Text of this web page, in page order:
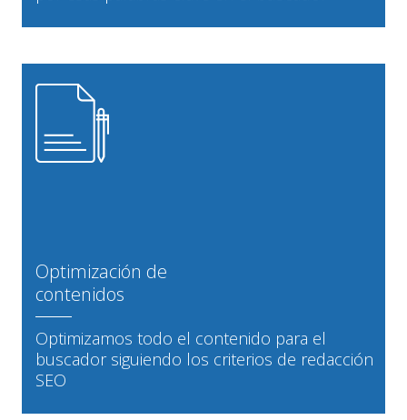
Optimización de
contenidos
Optimizamos todo el contenido para el
buscador siguiendo los criterios de redacción
SEO